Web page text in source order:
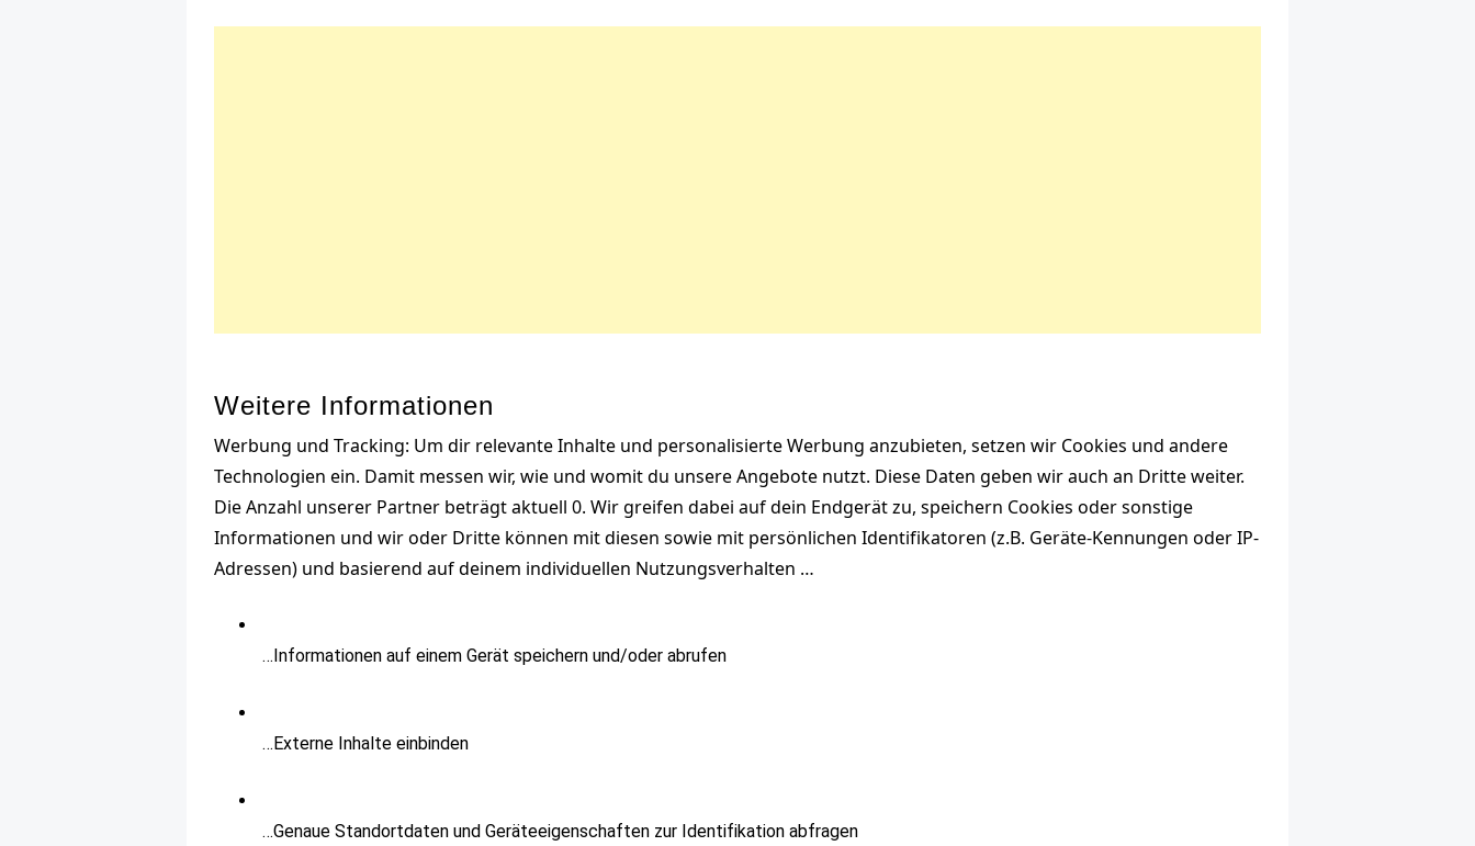
Weitere Informationen
Werbung und Tracking: Um dir relevante Inhalte und personalisierte Werbung anzubieten, setzen wir Cookies und andere
Technologien ein. Damit messen wir, wie und womit du unsere Angebote nutzt. Diese Daten geben wir auch an Dritte weiter.
Die Anzahl unserer Partner beträgt aktuell0. Wir greifen dabei auf dein Endgerät zu, speichern Cookies oder sonstige
Informationen und wir oder Dritte können mit diesen sowie mit persönlichen Identifikatoren (z.B. Geräte-Kennungen oder IP-
Adressen) und basierend auf deinem individuellen Nutzungsverhalten …
…Informationen auf einem Gerät speichern und/oder abrufen
…Externe Inhalte einbinden
…Genaue Standortdaten und Geräteeigenschaften zur Identifikation abfragen